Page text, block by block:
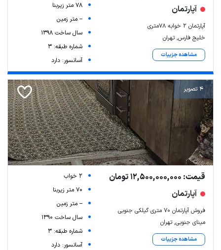
آپارتمان
آپارتمان ۲ خوابه ۷۸متری
خلیج فارس, تهران
مشاهده جزییات
78 متر زیربنا
-- متر زمین
سال ساخت 1398
شماره طبقه: 3
آسانسور: دارد
4 تصویر
قیمت: 12,500,000,000 تومان
آپارتمان
فروش آپارتمان ۷۰ متری گیلکی جنوبی
مینای جنوبی, تهران
مشاهده جزییات
2 خواب
70 متر زیربنا
-- متر زمین
سال ساخت 1390
شماره طبقه: 3
آسانسور: دارد